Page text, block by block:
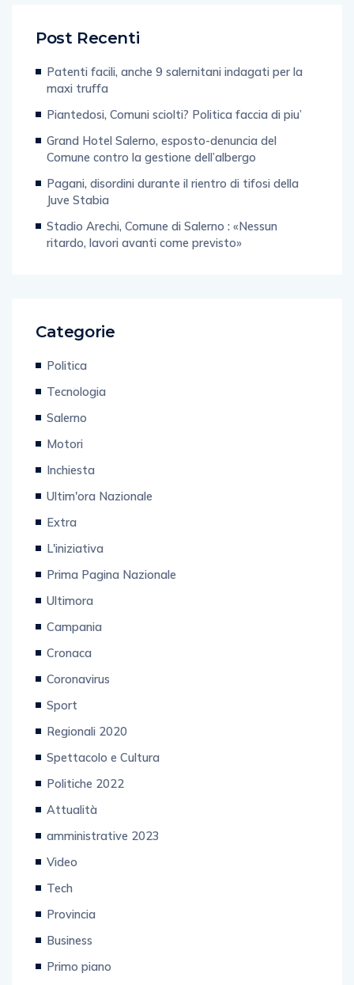
Post Recenti
Patenti facili, anche 9 salernitani indagati per la
maxi truffa
Piantedosi, Comuni sciolti? Politica faccia di piu’
Grand Hotel Salerno, esposto-denuncia del
Comune contro la gestione dell’albergo
Pagani, disordini durante il rientro di tifosi della
Juve Stabia
Stadio Arechi, Comune di Salerno : «Nessun
ritardo, lavori avanti come previsto»
Categorie
Politica
Tecnologia
Salerno
Motori
Inchiesta
Ultim'ora Nazionale
Extra
L'iniziativa
Prima Pagina Nazionale
Ultimora
Campania
Cronaca
Coronavirus
Sport
Regionali 2020
Spettacolo e Cultura
Politiche 2022
Attualità
amministrative 2023
Video
Tech
Provincia
Business
Primo piano